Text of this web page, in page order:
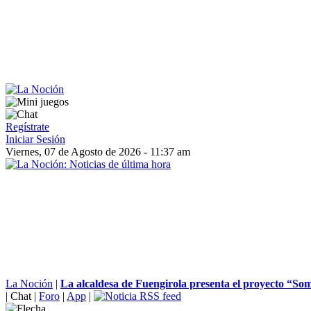
Regístrate
Iniciar Sesión
Viernes, 07 de Agosto de 2026 - 11:37 am
La Noción | La alcaldesa de Fuengirola presenta el proyecto
| Chat | Foro | App |